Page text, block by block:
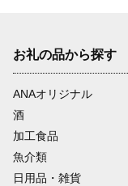
お礼の品から探す
ANAオリジナル
酒
加工食品
魚介類
日用品・雑貨